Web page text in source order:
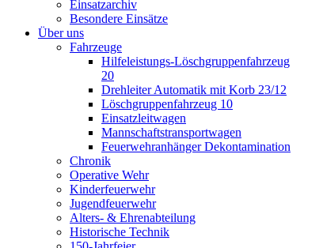
Einsatzarchiv
Besondere Einsätze
Über uns
Fahrzeuge
Hilfeleistungs-Löschgruppenfahrzeug
20
Drehleiter Automatik mit Korb 23/12
Löschgruppenfahrzeug 10
Einsatzleitwagen
Mannschaftstransportwagen
Feuerwehranhänger Dekontamination
Chronik
Operative Wehr
Kinderfeuerwehr
Jugendfeuerwehr
Alters- & Ehrenabteilung
Historische Technik